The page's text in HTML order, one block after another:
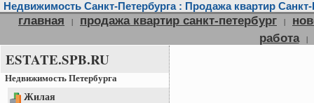
Недвижимость Санкт-Петербурга : Продажа квартир
главная | продажа квартир санкт-петербург |
работа
|
ESTATE.SPB.RU
Недвижимость Петербурга
Жилая